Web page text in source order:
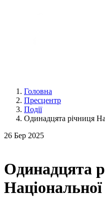
Головна
Пресцентр
Події
Одинадцята річниця
26 Бер 2025
Одинадцята
Національної